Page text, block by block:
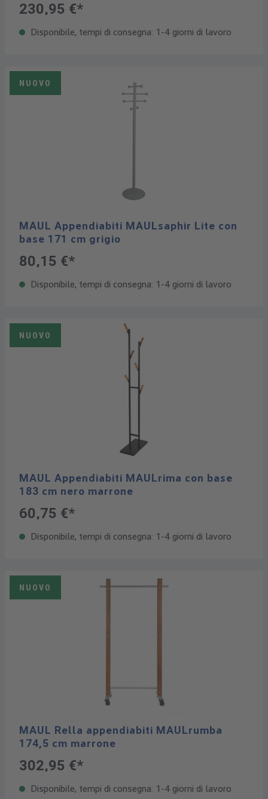
230,95 €*
Disponibile, tempi di consegna: 1-4 giorni di lavoro
NUOVO
MAUL Appendiabiti MAULsaphir Lite con
base 171 cm grigio
80,15 €*
Disponibile, tempi di consegna: 1-4 giorni di lavoro
NUOVO
MAUL Appendiabiti MAULrima con base
183 cm nero marrone
60,75 €*
Disponibile, tempi di consegna: 1-4 giorni di lavoro
NUOVO
MAUL Rella appendiabiti MAULrumba
174,5 cm marrone
302,95 €*
Disponibile, tempi di consegna: 1-4 giorni di lavoro